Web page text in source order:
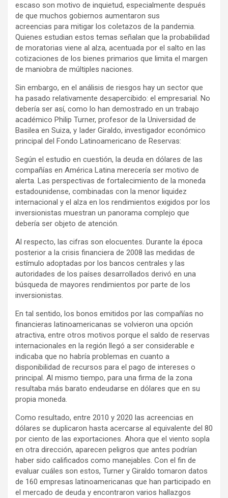
escaso son motivo de inquietud, especialmente después
de que muchos gobiernos aumentaron sus
acreencias para mitigar los coletazos de la pandemia.
Quienes estudian estos temas señalan que la probabilidad
de moratorias viene al alza, acentuada por el salto en las
cotizaciones de los bienes primarios que limita el margen
de maniobra de múltiples naciones.
Sin embargo, en el análisis de riesgos hay un sector que
ha pasado relativamente desapercibido: el empresarial. No
debería ser así, como lo han demostrado en un trabajo
académico Philip Turner, profesor de la Universidad de
Basilea en Suiza, y Iader Giraldo, investigador económico
principal del Fondo Latinoamericano de Reservas:
Según el estudio en cuestión, la deuda en dólares de las
compañías en América Latina merecería ser motivo de
alerta. Las perspectivas de fortalecimiento de la moneda
estadounidense, combinadas con la menor liquidez
internacional y el alza en los rendimientos exigidos por los
inversionistas muestran un panorama complejo que
debería ser objeto de atención.
Al respecto, las cifras son elocuentes. Durante la época
posterior a la crisis financiera de 2008 las medidas de
estímulo adoptadas por los bancos centrales y las
autoridades de los países desarrollados derivó en una
búsqueda de mayores rendimientos por parte de los
inversionistas.
En tal sentido, los bonos emitidos por las compañías no
financieras latinoamericanas se volvieron una opción
atractiva, entre otros motivos porque el saldo de reservas
internacionales en la región llegó a ser considerable e
indicaba que no habría problemas en cuanto a
disponibilidad de recursos para el pago de intereses o
principal. Al mismo tiempo, para una firma de la zona
resultaba más barato endeudarse en dólares que en su
propia moneda.
Como resultado, entre 2010 y 2020 las acreencias en
dólares se duplicaron hasta acercarse al equivalente del 80
por ciento de las exportaciones. Ahora que el viento sopla
en otra dirección, aparecen peligros que antes podrían
haber sido calificados como manejables. Con el fin de
evaluar cuáles son estos, Turner y Giraldo tomaron datos
de 160 empresas latinoamericanas que han participado en
el mercado de deuda y encontraron varios hallazgos